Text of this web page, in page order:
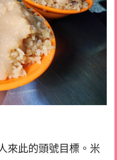
來此的頭號目標。米